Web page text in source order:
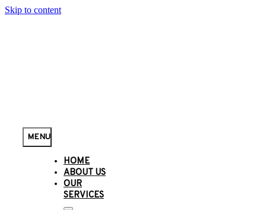
Skip to content
MENU
HOME
ABOUT US
OUR
SERVICES